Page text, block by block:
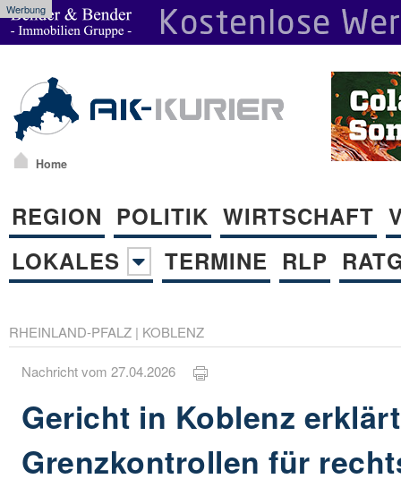
Werbung
Home
REGION POLITIK WIRTSCHAFT
LOKALES
TERMINE RLP
RHEINLAND-PFALZ | KOBLENZ
Nachricht vom 27.04.2026
Gericht in Koblenz erklärt
Grenzkontrollen für